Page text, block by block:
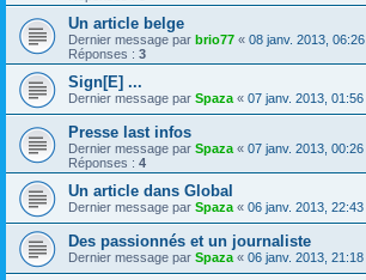
Un article belge
Dernier message par brio77 « 08 janv. 2013, 06:26
Réponses : 3
Sign[E] ...
Dernier message par Spaza « 07 janv. 2013, 01:56
Presse last infos
Dernier message par Spaza « 07 janv. 2013, 00:26
Réponses : 4
Un article dans Global
Dernier message par Spaza « 06 janv. 2013, 22:43
Des passionnés et un journaliste
Dernier message par Spaza « 06 janv. 2013, 21:18